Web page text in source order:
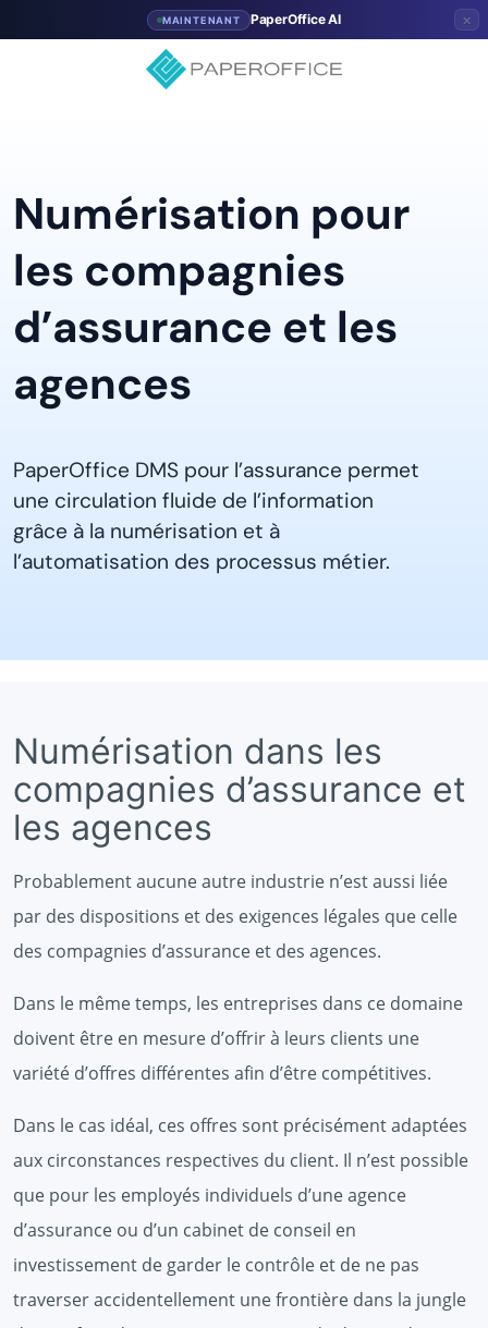
MAINTENANT PaperOffice AI ×
Numérisation pour
les compagnies
d’assurance et les
agences
PaperOffice DMS pour l’assurance permet
une circulation fluide de l’information
grâce à la numérisation et à
l’automatisation des processus métier.
Numérisation dans les
compagnies d’assurance et
les agences
Probablement aucune autre industrie n’est aussi liée
par des dispositions et des exigences légales que celle
des compagnies d’assurance et des agences.
Dans le même temps, les entreprises dans ce domaine
doivent être en mesure d’offrir à leurs clients une
variété d’offres différentes afin d’être compétitives.
Dans le cas idéal, ces offres sont précisément adaptées
aux circonstances respectives du client. Il n’est possible
que pour les employés individuels d’une agence
d’assurance ou d’un cabinet de conseil en
investissement de garder le contrôle et de ne pas
traverser accidentellement une frontière dans la jungle